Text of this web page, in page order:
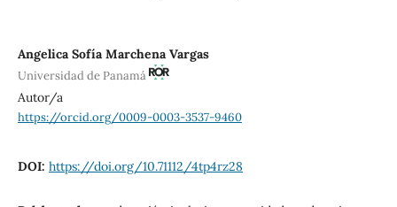
Angelica Sofía Marchena Vargas
Universidad de Panamá
Autor/a
https://orcid.org/0009-0003-3537-9460
DOI: https://doi.org/10.71112/4tp4rz28